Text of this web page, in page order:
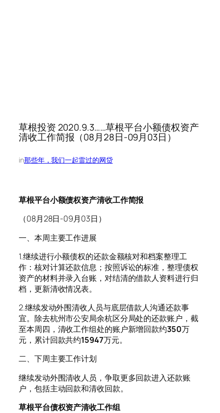
草根投资 2020.9.3……草根平台小额债权资产
清收工作简报（08月28日-09月03日）
in那些年，我们一起雷过的网贷
草根平台小额债权资产清收工作简报
（08月28日-09月03日）
一、本周主要工作进展
1.继续进行小额债权的还款金额核对和档案整理工
作：核对计算还款信息；按照诉讼的标准，整理债权
资产的材料并录入台账，对结清的借款人资料进行归
档，更新清收情况表。
2.继续发动外围清收人员与底层借款人沟通还款事
宜。除去杭州市公安局余杭区分局处的还款账户，截
至本周四，清收工作组处的账户新增回款约350万
元，累计回款共约15947万元。
二、下周主要工作计划
继续发动外围清收人员，争取更多回款进入还款账
户，包括主动回款和清收回款。
草根平台债权资产清收工作组